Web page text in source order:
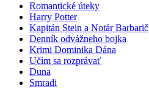
Romantické úteky
Harry Potter
Kapitán Stein a Notár Barbarič
Denník odvážneho bojka
Krimi Dominika Dána
Učím sa rozprávať
Duna
Smradi